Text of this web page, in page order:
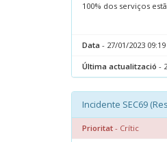
100% dos serviços
Data - 27/01/2023
Última actualització -
Incidente SEC69
Prioritat- Crític